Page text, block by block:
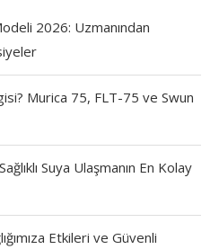
2026: Uzmanından
Murica 75, FLT-75 ve Swun
Suya Ulaşmanın En Kolay
Etkileri ve Güvenli